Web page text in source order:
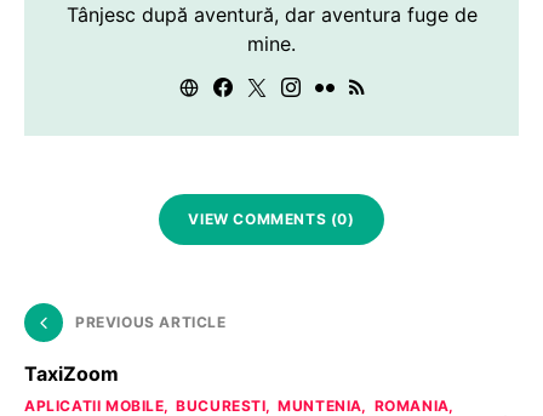
Tânjesc după aventură, dar aventura fuge de
mine.
VIEW COMMENTS (0)
PREVIOUS ARTICLE
TaxiZoom
APLICATII MOBILE BUCURESTI MUNTENIA
ROMANIA